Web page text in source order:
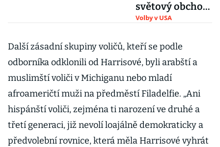
světový obchod.
Evropská unie
tvrdě vracet
Volby v USA
Další zásadní skupiny voličů, kteří se podle
odborníka odklonili od Harrisové, byli arabští a
muslimští voliči v Michiganu nebo mladí
afroameričtí muži na předměstí Filadelfie. „Ani
hispánští voliči, zejména ti narození ve druhé a
třetí generaci, již nevolí loajálně demokraticky a
předvolební rovnice, která měla Harrisové vyhrát